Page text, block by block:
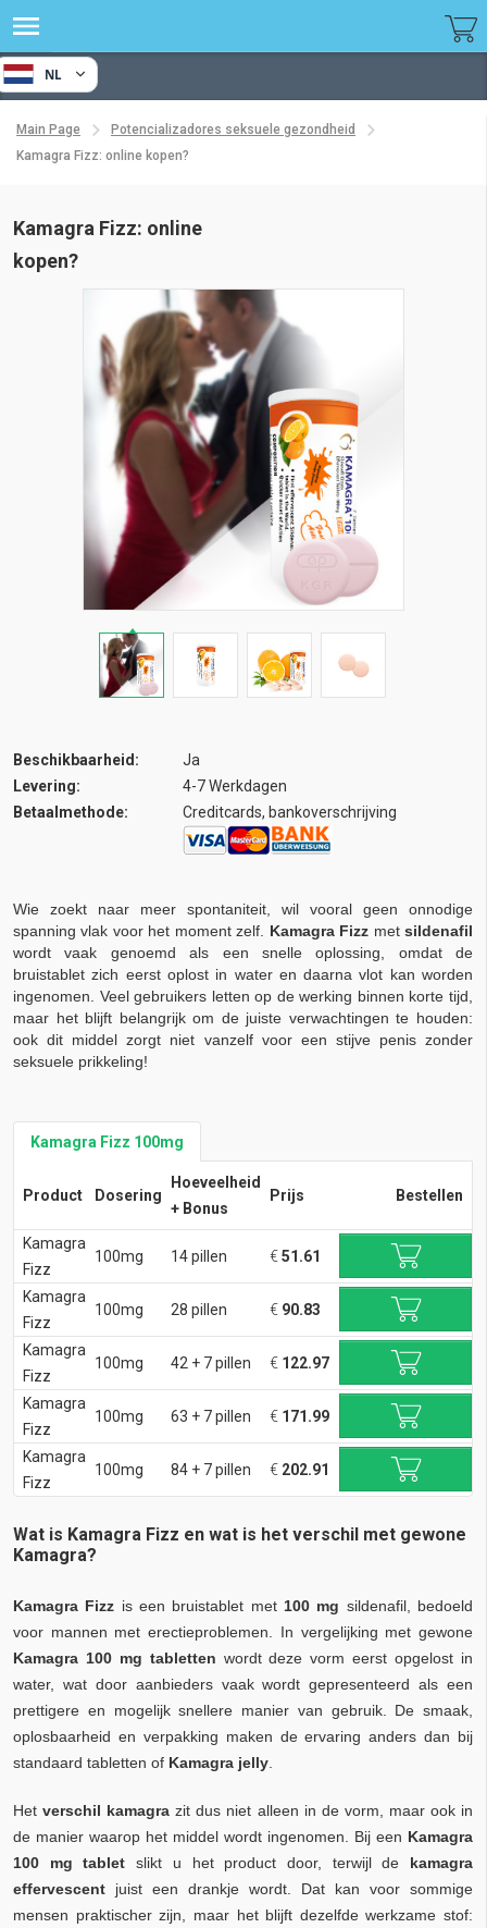
NL
Main Page
Potencializadores seksuele gezondheid
Kamagra Fizz: online kopen?
Kamagra Fizz: online
kopen?
Beschikbaarheid:
Ja
Levering:
4-7 Werkdagen
Betaalmethode:
Creditcards, bankoverschrijving
Wie zoekt naar meer spontaniteit, wil vooral geen onnodige
spanning vlak voor het moment zelf. Kamagra Fizz metsildenafil
wordt vaak genoemd als een snelle oplossing, omdat de
bruistablet zich eerst oplost in water en daarna vlot kan worden
ingenomen. Veel gebruikers letten op de werking binnen korte tijd,
maar het blijft belangrijk om de juiste verwachtingen te houden:
ook dit middel zorgt niet vanzelf voor een stijve penis zonder
seksuele prikkeling!
Kamagra Fizz 100mg
Product Dosering
Hoeveelheid
+ Bonus
Prijs Bestellen
Kamagra
Fizz
100mg 14 pillen €51.61
Kamagra
Fizz
100mg 28 pillen € 90.83
Kamagra
Fizz
100mg 42 + 7 pillen € 122.97
Kamagra
Fizz
100mg 63 + 7 pillen € 171.99
Kamagra
Fizz
100mg 84 + 7 pillen € 202.91
Wat is Kamagra Fizz en wat is het verschil met gewone
Kamagra?
Kamagra Fizz is een bruistablet met 100 mg sildenafil, bedoeld
voor mannen met erectieproblemen. In vergelijking met gewone
Kamagra 100 mg tabletten wordt deze vorm eerst opgelost in
water, wat door aanbieders vaak wordt gepresenteerd als een
prettigere en mogelijk snellere manier van gebruik. De smaak,
oplosbaarheid en verpakking maken de ervaring anders dan bij
standaard tabletten of Kamagra jelly
Hetverschil kamagra zit dus niet alleen in de vorm, maar ook in
de manier waarop het middel wordt ingenomen. Bij een Kamagra
100 mg tablet slikt u het product door, terwijl de kamagra
effervescent juist een drankje wordt. Dat kan voor sommige
mensen praktischer zijn, maar het blijft dezelfde werkzame stof: